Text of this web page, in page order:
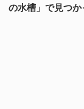
の水槽」で見つ